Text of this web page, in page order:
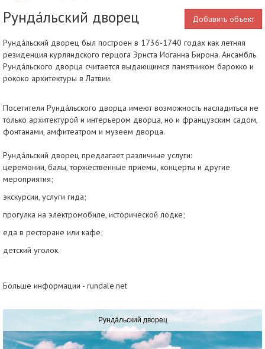
Рунда́льский дворец Добавить объект
Рунда́льский дворец был построен в 1736-1740 годах как летняя
резиденция курляндского герцога Эрнста Иоганна Бирона. Ансамбль
Рунда́льского дворца считается выдающимся памятником барокко и
рококо архитектуры в Латвии.
Посетители Рунда́льского дворца имеют возможность насладиться не
только архитектурой и интерьером дворца, но и французским садом,
фонтанами, амфитеатром и музеем дворца.
Рунда́льский дворец предлагает различные услуги:
церемонии, балы, торжественные приемы, концерты и другие
мероприятия;
экскурсии, услуги гида;
прогулка на электромобиле, исторической лодке;
еда в ресторане или кафе;
детский уголок.
Больше информации - rundale.net
Рунда́льский дворец